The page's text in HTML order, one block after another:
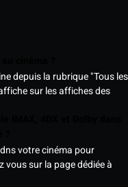
depuis la rubrique "Tous les
sur les affiches des
votre cinéma pour
vous sur la page dédiée à